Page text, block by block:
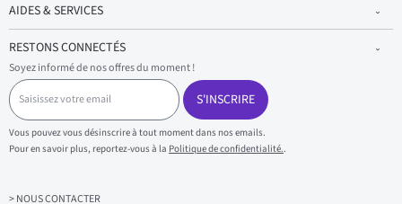
AIDES & SERVICES
RESTONS CONNECTÉS
Soyez informé de nos offres du moment !
S
a
i
s
i
s
z
S'INSCRIRE
Vous pouvez vous désinscrire à tout moment dans nos emails.
Pour en savoir plus, reportez-vous à la Politique de confidentialité..
> NOUS CONTACTER